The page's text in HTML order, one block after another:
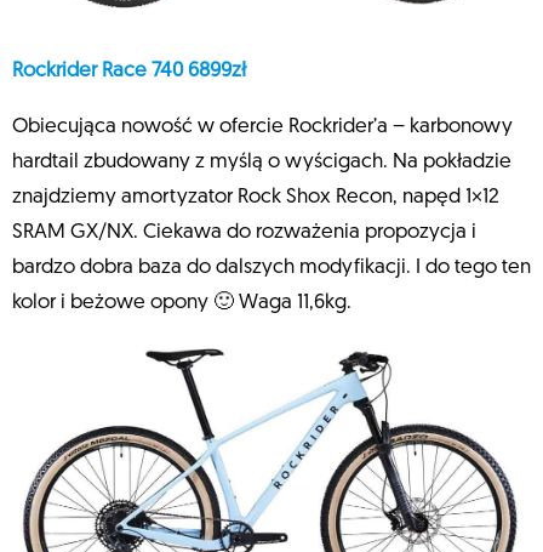
Rockrider Race 740 6899zł
Obiecująca nowość w ofercie Rockrider’a – karbonowy
hardtail zbudowany z myślą o wyścigach. Na pokładzie
znajdziemy amortyzator Rock Shox Recon, napęd 1×12
SRAM GX/NX. Ciekawa do rozważenia propozycja i
bardzo dobra baza do dalszych modyfikacji. I do tego ten
kolor i beżowe opony 🙂 Waga 11,6kg.